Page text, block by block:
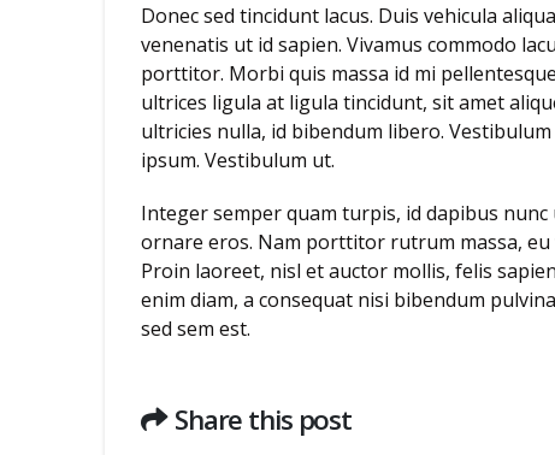
Donec sed tincidunt lacus. Duis vehicula
venenatis ut id sapien. Vivamus commodo
porttitor. Morbi quis massa id mi
ultrices ligula at ligula tincidunt, sit amet
ultricies nulla, id bibendum libero.
ipsum. Vestibulum ut.
Integer semper quam turpis, id dapibus
ornare eros. Nam porttitor rutrum massa,
Proin laoreet, nisl et auctor mollis, felis
enim diam, a consequat nisi bibendum
sed sem est.
Share this post